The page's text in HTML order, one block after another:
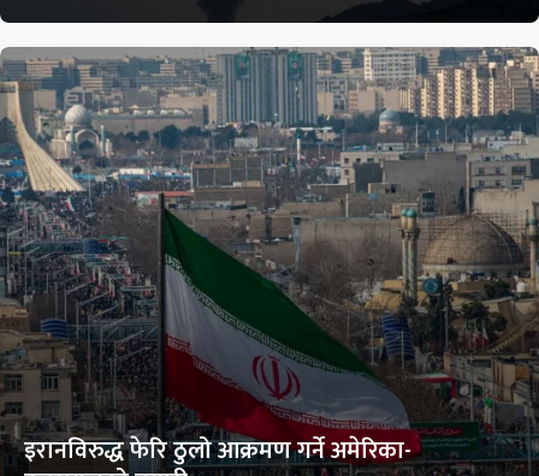
इरानविरुद्ध फेरि ठुलो आक्रमण गर्ने अमेरिका-